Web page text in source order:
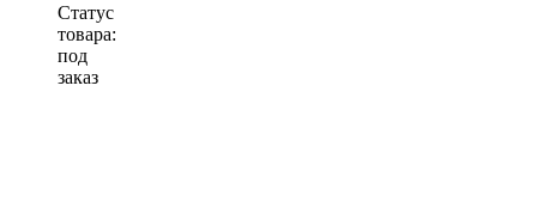
Статус
товара:
под
заказ